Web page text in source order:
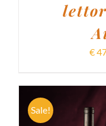
€
Sale!